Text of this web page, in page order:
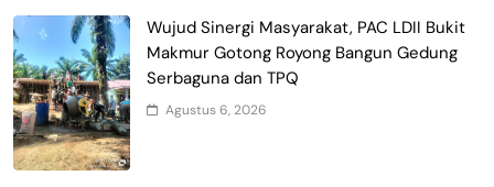
Wujud Sinergi Masyarakat, PAC LDII Bukit
Makmur Gotong Royong Bangun Gedung
Serbaguna dan TPQ
Agustus 6, 2026